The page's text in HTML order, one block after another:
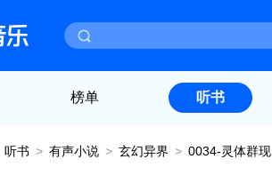
榜单 听书
听书 > 有声小说 > 玄幻异界 > 0034-灵体群现